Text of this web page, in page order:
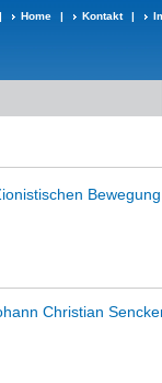
| Home | Kontakt |
Bewegung
Christian